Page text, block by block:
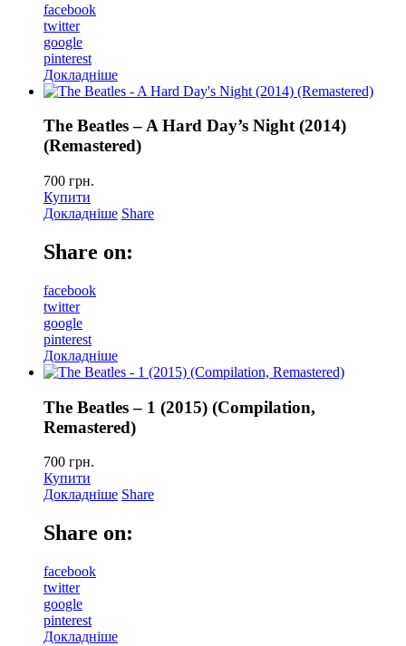
facebook
twitter
google
pinterest
Докладніше
The Beatles – A Hard Day’s Night (2014)
(Remastered)
700 грн.
Купити
Докладніше Share
Share on:
facebook
twitter
google
pinterest
Докладніше
The Beatles – 1 (2015) (Compilation,
Remastered)
700 грн.
Купити
Докладніше Share
Share on:
facebook
twitter
google
pinterest
Докладніше